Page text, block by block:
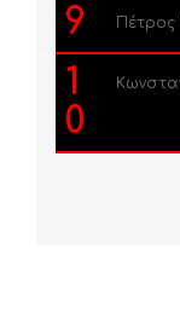
9 Πέτρος
1
0